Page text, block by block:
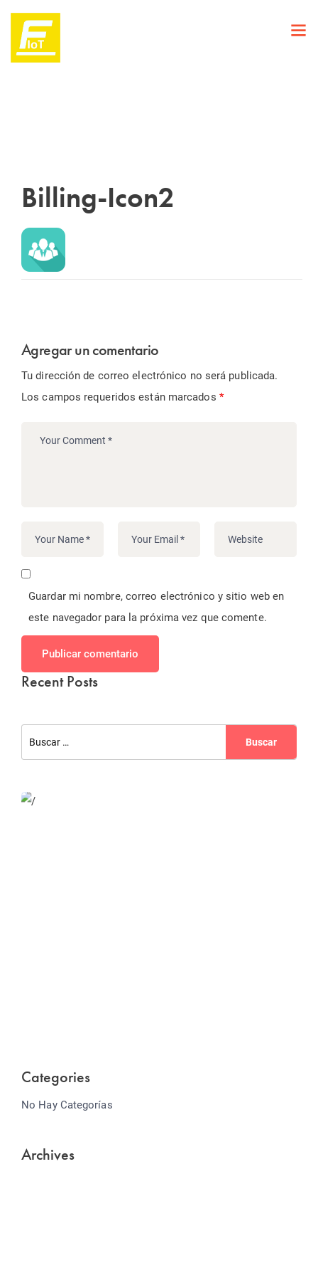
Billing-Icon2
Agregar un comentario
Tu dirección de correo electrónico no será publicada.
Los campos requeridos están marcados *
Guardar mi nombre, correo electrónico y sitio web en
este navegador para la próxima vez que comente.
Publicar comentario
Recent Posts
Categories
No Hay Categorías
Archives